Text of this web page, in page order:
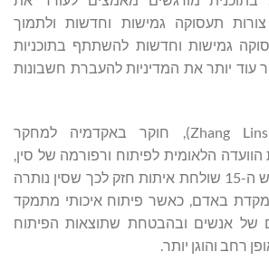
תעסוקה גמישות וחדשות ולתמוך
גמישות וחדשות להשתתף בתוכניות
עוד יותר את המדיניות להעברת חשבונות
ג'אנג לינשאן (Zhang Linshan), חוקר באקדמיה למחקר
הלאומית לפיתוח ורפורמה של סין,
אמר כי תוכנית החומש ה-15 שולחת איתות חזק לכך שסין נותרה
באדם, כאשר פיתוח איכותי מתמקד
של אנשים ובהבטחת שתוצאות הפיתוח
רחב והוגן יותר.